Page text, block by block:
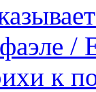
/
к